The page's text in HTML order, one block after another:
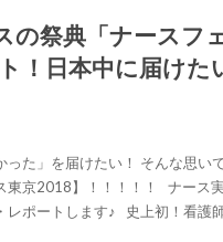
の祭典「ナースフ
！日本中に届けた
った」を届けたい！ そんな思い
東京2018】！！！！！ ナース実
レポートします♪ 史上初！看護